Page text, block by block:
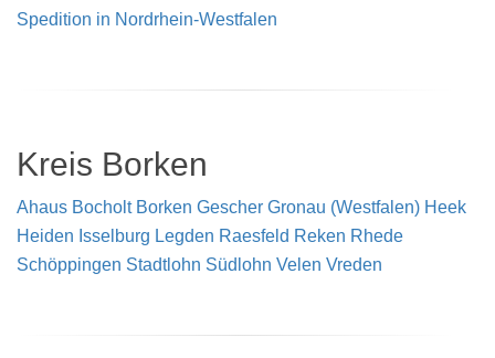
Spedition in Nordrhein-Westfalen
Kreis Borken
Ahaus Bocholt Borken Gescher Gronau (Westfalen) Heek
Heiden Isselburg Legden Raesfeld Reken Rhede
Schöppingen Stadtlohn Südlohn Velen Vreden